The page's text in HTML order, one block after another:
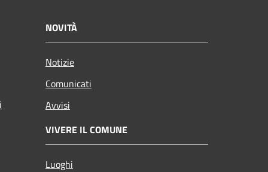
NOVITÀ
Notizie
Comunicati
Avvisi
VIVERE IL COMUNE
Luoghi